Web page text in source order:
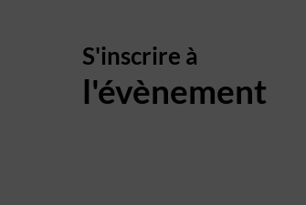
S'inscrire à
l'évènement